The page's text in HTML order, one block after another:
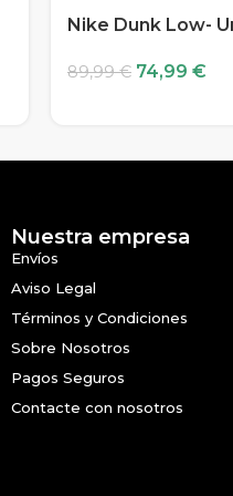
Nike Dunk Low-
89,99€ 74,99 €
Nuestra empresa
Envíos
Aviso Legal
Términos y Condiciones
Sobre Nosotros
Pagos Seguros
Contacte con nosotros